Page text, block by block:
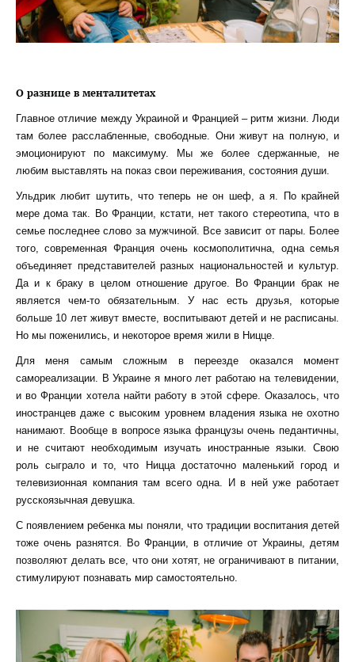
О разнице в менталитетах
Главное отличие между Украиной и Францией – ритм жизни. Люди
там более расслабленные, свободные. Они живут на полную, и
эмоционируют по максимуму. Мы же более сдержанные, не
любим выставлять на показ свои переживания, состояния души.
Ульдрик любит шутить, что теперь не он шеф, а я. По крайней
мере дома так. Во Франции, кстати, нет такого стереотипа, что в
семье последнее слово за мужчиной. Все зависит от пары. Более
того, современная Франция очень космополитична, одна семья
объединяет представителей разных национальностей и культур.
Да и к браку в целом отношение другое. Во Франции брак не
является чем-то обязательным. У нас есть друзья, которые
больше 10 лет живут вместе, воспитывают детей и не расписаны.
Но мы поженились, и некоторое время жили в Ницце.
Для меня самым сложным в переезде оказался момент
самореализации. В Украине я много лет работаю на телевидении,
и во Франции хотела найти работу в этой сфере. Оказалось, что
иностранцев даже с высоким уровнем владения языка не охотно
нанимают. Вообще в вопросе языка французы очень педантичны,
и не считают необходимым изучать иностранные языки. Свою
роль сыграло и то, что Ницца достаточно маленький город и
телевизионная компания там всего одна. И в ней уже работает
русскоязычная девушка.
С появлением ребенка мы поняли, что традиции воспитания детей
тоже очень разнятся. Во Франции, в отличие от Украины, детям
позволяют делать все, что они хотят, не ограничивают в питании,
стимулируют познавать мир самостоятельно.